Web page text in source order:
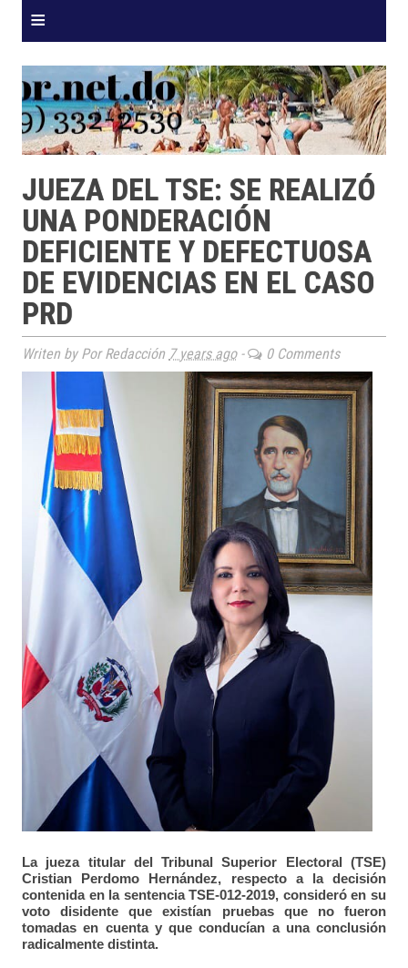
≡
JUEZA DEL TSE: SE REALIZÓ
UNA PONDERACIÓN
DEFICIENTE Y DEFECTUOSA
DE EVIDENCIAS EN EL CASO
PRD
Writen by Por Redacción 7 years ago- 0 Comments
La jueza titular del Tribunal Superior Electoral (TSE)
Cristian Perdomo Hernández, respecto a la decisión
contenida en la sentencia TSE-012-2019, consideró en su
voto disidente que existían pruebas que no fueron
tomadas en cuenta y que conducían a una conclusión
radicalmente distinta.